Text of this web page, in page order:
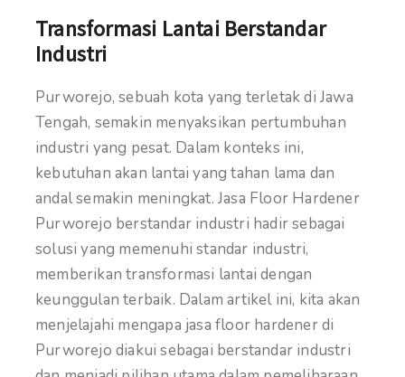
Transformasi Lantai Berstandar
Industri
Purworejo, sebuah kota yang terletak di Jawa
Tengah, semakin menyaksikan pertumbuhan
industri yang pesat. Dalam konteks ini,
kebutuhan akan lantai yang tahan lama dan
andal semakin meningkat. Jasa Floor Hardener
Purworejo berstandar industri hadir sebagai
solusi yang memenuhi standar industri,
memberikan transformasi lantai dengan
keunggulan terbaik. Dalam artikel ini, kita akan
menjelajahi mengapa jasa floor hardener di
Purworejo diakui sebagai berstandar industri